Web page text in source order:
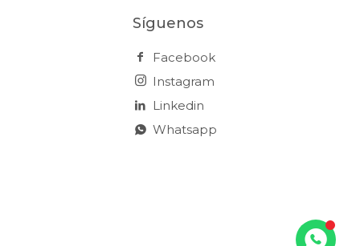
Síguenos
Facebook
Instagram
Linkedin
Whatsapp